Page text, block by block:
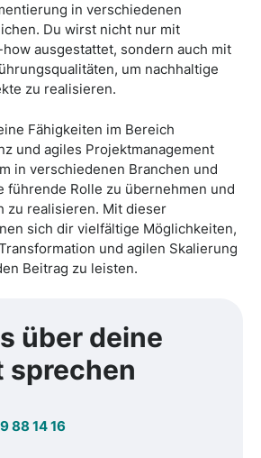
in verschiedenen
Du wirst nicht nur mit
ausgestattet, sondern auch mit
um nachhaltige
zu realisieren.
Fähigkeiten im Bereich
und agiles Projektmanagement
in verschiedenen Branchen und
führende Rolle zu übernehmen und
zu realisieren. Mit dieser
sich dir vielfältige Möglichkeiten,
und agilen Skalierung
Beitrag zu leisten.
über deine
sprechen
88 14 16